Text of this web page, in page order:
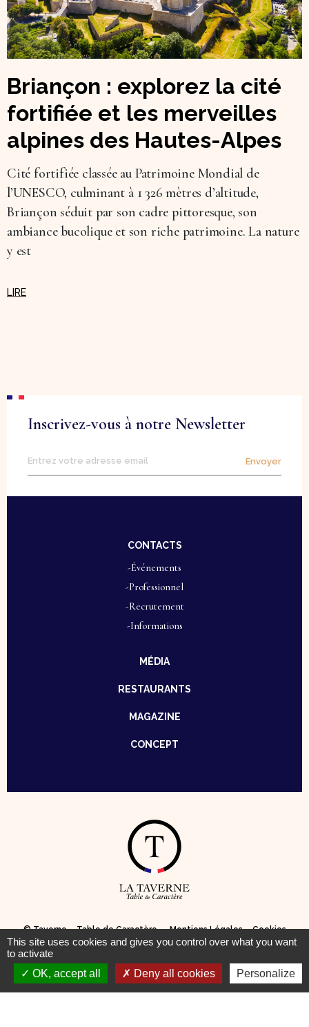
Briançon : explorez la cité
fortifiée et les merveilles
alpines des Hautes-Alpes
Cité fortifiée classée au Patrimoine Mondial de
l’UNESCO, culminant à 1 326 mètres d’altitude,
Briançon séduit par son cadre pittoresque, son
ambiance bucolique et son riche patrimoine. La nature
y est
Inscrivez-vous à notre Newsletter
Envoyer
CONTACTS
-Événements
-Professionnel
-Recrutement
-Informations
MÉDIA
RESTAURANTS
MAGAZINE
CONCEPT
© Taverne – Table de Caractère —Mentions Légales–Cookies
Pour votre santé, pratiquez une activité physique régulière
www.mangerbouger.fr
This site uses cookies and gives you control over what you want
to activate
OK, accept all
Deny all cookies Personalize